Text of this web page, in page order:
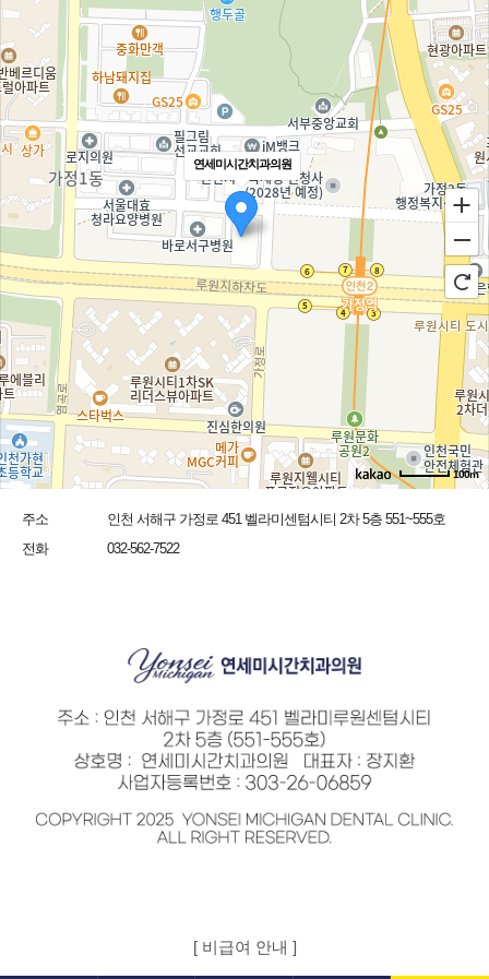
연세미시간치과의원
100m
주소
인천 서해구 가정로 451 벨라미센텀시티 2차 5층 551~555호
전화
032-562-7522
[ 비급여 안내 ]